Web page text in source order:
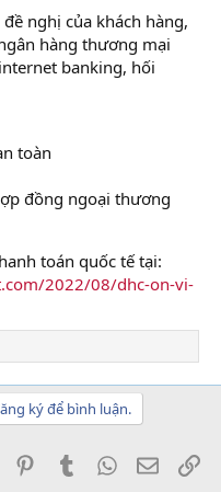
nghị của khách hàng,
hàng thương mại
banking, hối
toàn
đồng ngoại thương
toán quốc tế tại:
2022/08/dhc-on-vi-
ký để bình luận.
Reddit PinterestTumblrWhatsApp
Email